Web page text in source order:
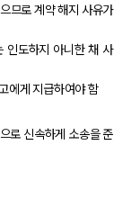
므로 계약 해지 사유가
인도하지 아니한 채 사
에게 지급하여야 함
로 신속하게 소송을 준